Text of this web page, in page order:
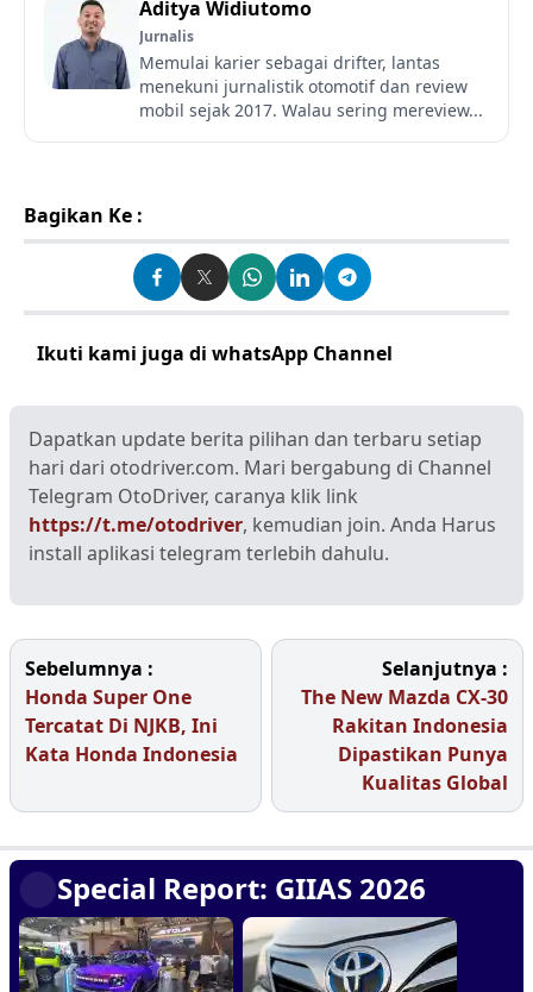
Aditya Widiutomo
Jurnalis
Memulai karier sebagai drifter, lantas
menekuni jurnalistik otomotif dan review
mobil sejak 2017. Walau sering mereview...
Bagikan Ke :
Ikuti kami juga di whatsApp Channel
Dapatkan update berita pilihan dan terbaru setiap
hari dari otodriver.com. Mari bergabung di Channel
Telegram OtoDriver, caranya klik link
https://t.me/otodriver, kemudian join. Anda Harus
install aplikasi telegram terlebih dahulu.
Sebelumnya :
Honda Super One
Tercatat Di NJKB, Ini
Kata Honda Indonesia
Selanjutnya :
The New Mazda CX-30
Rakitan Indonesia
Dipastikan Punya
Kualitas Global
Special Report: GIIAS 2026